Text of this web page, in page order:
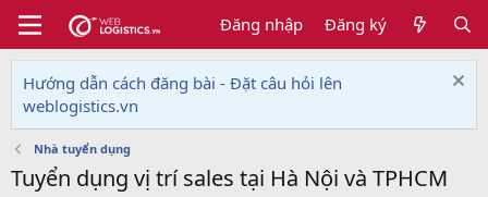
Đăng nhập Đăng ký
Hướng dẫn cách đăng bài - Đặt câu hỏi lên
weblogistics.vn
Nhà tuyển dụng
Tuyển dụng vị trí sales tại Hà Nội và TPHCM